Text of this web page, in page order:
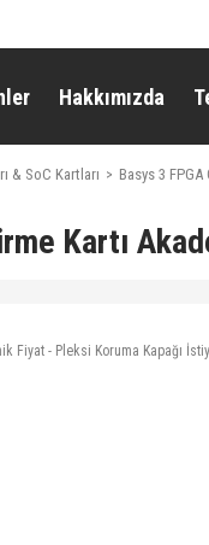
Hakkımızda
& SoC Kartları Basys 3
Kartı